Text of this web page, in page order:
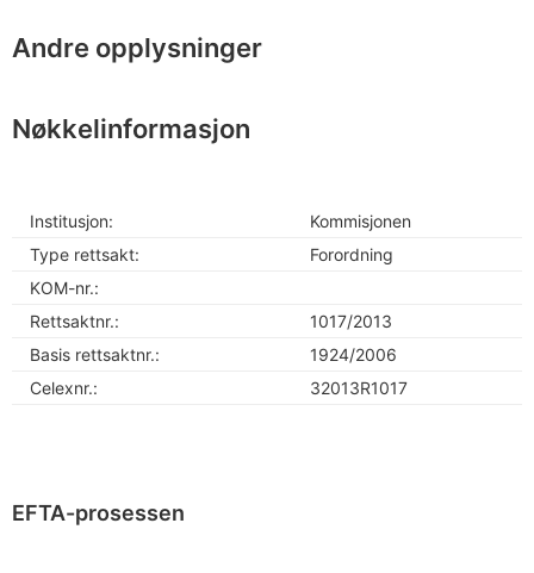
Andre opplysninger
Nøkkelinformasjon
Institusjon:
Kommisjonen
Type rettsakt:
Forordning
KOM-nr.:
Rettsaktnr.:
1017/2013
Basis rettsaktnr.:
1924/2006
Celexnr.:
32013R1017
EFTA-prosessen